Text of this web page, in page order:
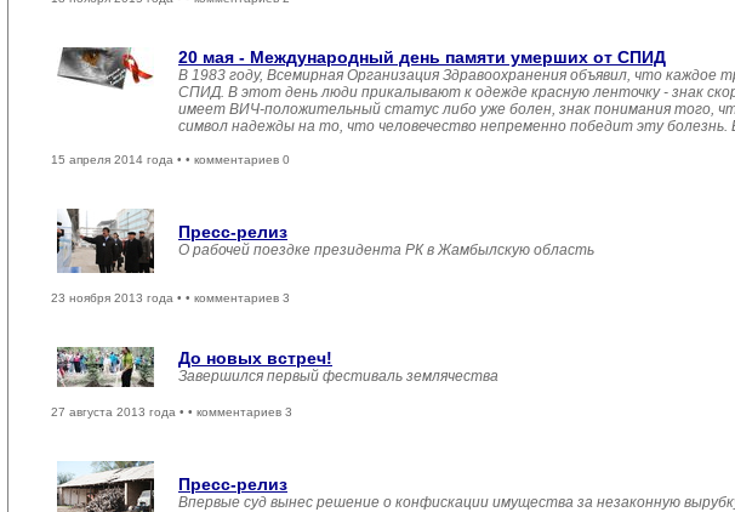
20 мая - Международный день памяти умерших от СПИД
В 1983 году, Всемирная Организация Здравоохранения объявил, что
СПИД. В этот день люди прикалывают к одежде красную ленточку - знак
имеет ВИЧ-положительный статус либо уже болен, знак понимания того,
символ надежды на то, что человечество непременно победит эту
15 апреля 2014 года • • комментариев 0
Пресс-релиз
О рабочей поездке президента РК в Жамбылскую область
23 ноября 2013 года • • комментариев 3
До новых встреч!
Завершился первый фестиваль землячества
27 августа 2013 года • • комментариев 3
Пресс-релиз
Впервые суд вынес решение о конфискации имущества за незаконную